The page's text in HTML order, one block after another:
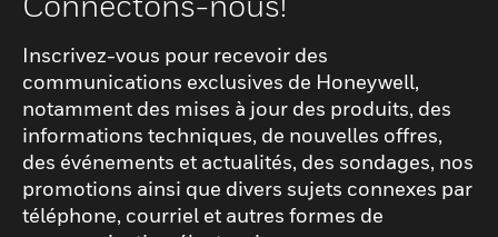
Inscrivez-vous pour recevoir des
communications exclusives de Honeywell,
notamment des mises à jour des produits, des
informations techniques, de nouvelles offres,
des événements et actualités, des sondages, nos
promotions ainsi que divers sujets connexes par
téléphone, courriel et autres formes de